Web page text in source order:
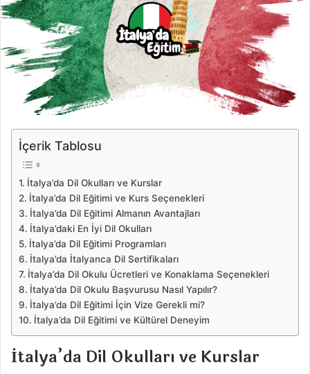
İçerik Tablosu
İtalya’da Dil Okulları ve Kurslar
İtalya’da Dil Eğitimi ve Kurs Seçenekleri
İtalya’da Dil Eğitimi Almanın Avantajları
İtalya’daki En İyi Dil Okulları
İtalya’da Dil Eğitimi Programları
İtalya’da İtalyanca Dil Sertifikaları
İtalya’da Dil Okulu Ücretleri ve Konaklama Seçenekleri
İtalya’da Dil Okulu Başvurusu Nasıl Yapılır?
İtalya’da Dil Eğitimi İçin Vize Gerekli mi?
İtalya’da Dil Eğitimi ve Kültürel Deneyim
İtalya’da Dil Okulları ve Kurslar